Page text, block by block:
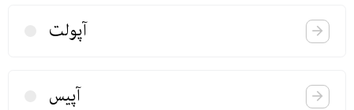
آپولت
آپیس